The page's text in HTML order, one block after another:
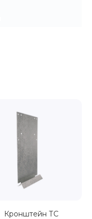
Кронштейн ТС